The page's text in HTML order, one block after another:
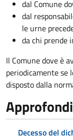
dal Comune
dal
le urne
da chi prende
Il Comune dove è
periodicamente se
disposto dalla
Decesso del